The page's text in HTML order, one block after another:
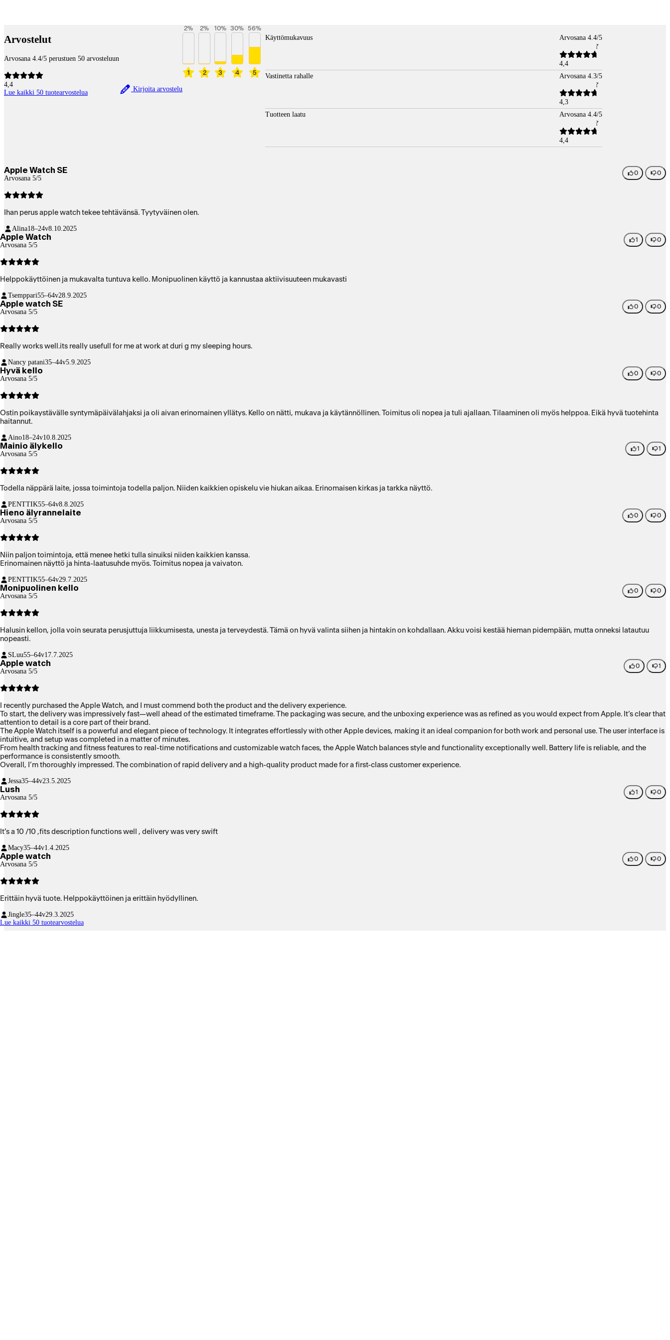
Arvostelut
Arvosana 4.4/5 perustuen 50 arvosteluun
4,4
Lue kaikki 50 tuotearvostelua
Kirjoita arvostelu
1
2%
2
2%
3
10%
4
30%
5
56%
Käyttömukavuus Arvosana 4.4/5
4,4
Vastinetta rahalle
Arvosana 4.3/5
4,3
Tuotteen laatu
Arvosana 4.4/5
4,4
Apple Watch SE
Arvosana 5/5
0 0
Ihan perus apple watch tekee tehtävänsä. Tyytyväinen olen.
Alina18–24v8.10.2025
Apple Watch
Arvosana 5/5
1 0
Helppokäyttöinen ja mukavalta tuntuva kello. Monipuolinen käyttö ja kannustaa aktiivisuuteen mukavasti
Tsemppari55–64v28.9.2025
Apple watch SE
Arvosana 5/5
0 0
Really works well.its really usefull for me at work at duri g my sleeping hours.
Nancy patani35–44v5.9.2025
Hyvä kello
Arvosana 5/5
0 0
Ostin poikaystävälle syntymäpäivälahjaksi ja oli aivan erinomainen yllätys. Kello on nätti, mukava ja käytännöllinen. Toimitus oli nopea ja tuli ajallaan. Tilaaminen oli myös helppoa. Eikä hyvä tuotehinta
haitannut.
Aino18–24v10.8.2025
Mainio älykello
Arvosana 5/5
1 1
Todella näppärä laite, jossa toimintoja todella paljon. Niiden kaikkien opiskelu vie hiukan aikaa. Erinomaisen kirkas ja tarkka näyttö.
PENTTIK55–64v8.8.2025
Hieno älyrannelaite
Arvosana 5/5
0 0
Niin paljon toimintoja, että menee hetki tulla sinuiksi niiden kaikkien kanssa.
Erinomainen näyttö ja hinta-laatusuhde myös. Toimitus nopea ja vaivaton.
PENTTIK55–64v29.7.2025
Monipuolinen kello
Arvosana 5/5
0 0
Halusin kellon, jolla voin seurata perusjuttuja liikkumisesta, unesta ja terveydestä. Tämä on hyvä valinta siihen ja hintakin on kohdallaan. Akku voisi kestää hieman pidempään, mutta onneksi latautuu
nopeasti.
SLuu55–64v17.7.2025
Apple watch
Arvosana 5/5
0 1
I recently purchased the Apple Watch, and I must commend both the product and the delivery experience.
To start, the delivery was impressively fast—well ahead of the estimated timeframe. The packaging was secure, and the unboxing experience was as refined as you would expect from Apple. It’s clear that
attention to detail is a core part of their brand.
The Apple Watch itself is a powerful and elegant piece of technology. It integrates effortlessly with other Apple devices, making it an ideal companion for both work and personal use. The user interface is
intuitive, and setup was completed in a matter of minutes.
From health tracking and fitness features to real-time notifications and customizable watch faces, the Apple Watch balances style and functionality exceptionally well. Battery life is reliable, and the
performance is consistently smooth.
Overall, I’m thoroughly impressed. The combination of rapid delivery and a high-quality product made for a first-class customer experience.
Jessa35–44v23.5.2025
Lush
Arvosana 5/5
1 0
It’s a 10 /10 ,fits description functions well , delivery was very swift
Macy35–44v1.4.2025
Apple watch
Arvosana 5/5
0 0
Erittäin hyvä tuote. Helppokäyttöinen ja erittäin hyödyllinen.
Jingle35–44v29.3.2025
Lue kaikki 50 tuotearvostelua